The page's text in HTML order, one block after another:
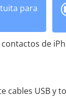
para
de
cables USB y